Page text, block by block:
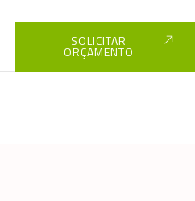
SOLICITAR
ORÇAMENTO